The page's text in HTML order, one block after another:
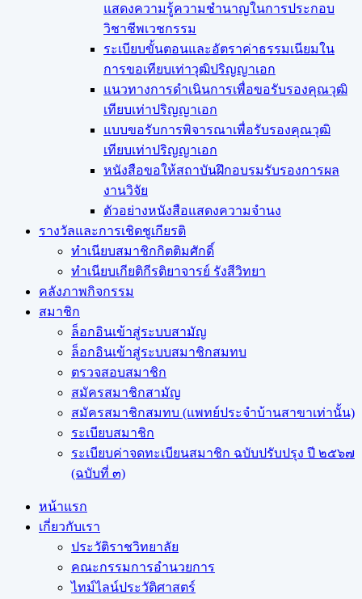
แสดงความรู้ความชำนาญในการประกอบ
วิชาชีพเวชกรรม
ระเบียบขั้นตอนและอัตราค่าธรรมเนียมใน
การขอเทียบเท่าวุฒิปริญญาเอก
แนวทางการดำเนินการเพื่อขอรับรองคุณวุฒิ
เทียบเท่าปริญญาเอก
แบบขอรับการพิจารณาเพื่อรับรองคุณวุฒิ
เทียบเท่าปริญญาเอก
หนังสือขอให้สถาบันฝึกอบรมรับรองการผล
งานวิจัย
ตัวอย่างหนังสือแสดงความจำนง
รางวัลและการเชิดชูเกียรติ
ทำเนียบสมาชิกกิตติมศักดิ์
ทำเนียบเกียติกีรติยาจารย์ รังสีวิทยา
คลังภาพกิจกรรม
สมาชิก
ล็อกอินเข้าสู่ระบบสามัญ
ล็อกอินเข้าสู่ระบบสมาชิกสมทบ
ตรวจสอบสมาชิก
สมัครสมาชิกสามัญ
สมัครสมาชิกสมทบ (แพทย์ประจำบ้านสาขาเท่านั้น)
ระเบียบสมาชิก
ระเบียบค่าจดทะเบียนสมาชิก ฉบับปรับปรุง ปี ๒๕๖๗
(ฉบับที่ ๓)
หน้าแรก
เกี่ยวกับเรา
ประวัติราชวิทยาลัย
คณะกรรมการอำนวยการ
ไทม์ไลน์ประวัติศาสตร์